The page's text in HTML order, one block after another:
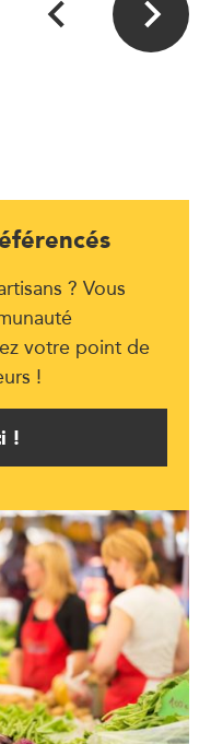
? Vous
votre point de
!
!